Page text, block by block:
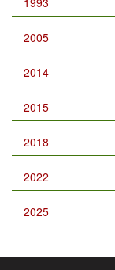
2005
2014
2015
2018
2022
2025